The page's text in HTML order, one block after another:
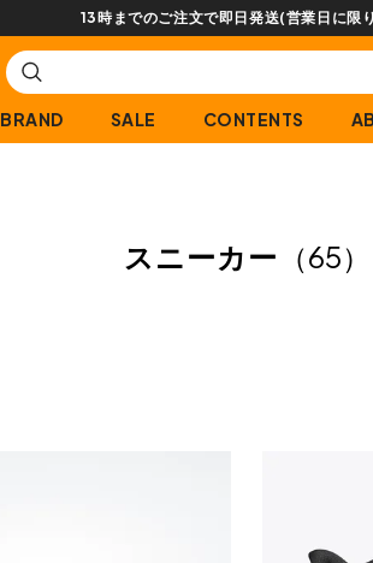
【会員限定】交換送料片道無料サービ
BRAND SALE CONTENTS
スニーカー （65）